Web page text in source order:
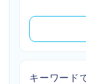
キーワード